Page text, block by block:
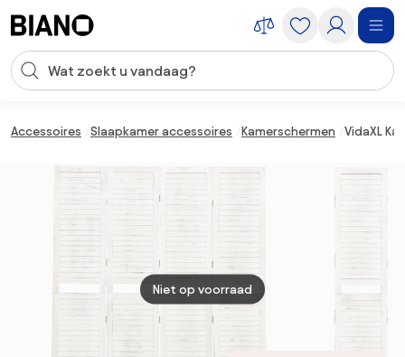
Zoekopdracht invoeren
Accessoires Slaapkamer accessoires Kamerschermen VidaXL
Niet op voorraad